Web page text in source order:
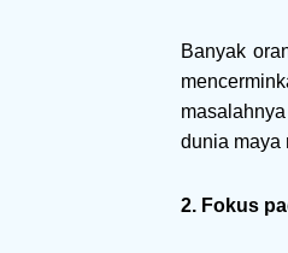
Banyak
dunia maya
2. Fokus